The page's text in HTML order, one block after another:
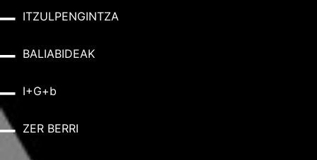
ITZULPENGINTZA
BALIABIDEAK
I+G+b
ZER BERRI